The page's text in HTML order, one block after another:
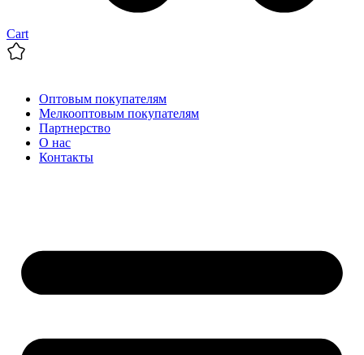
Cart
Оптовым покупателям
Мелкооптовым покупателям
Партнерство
О нас
Контакты